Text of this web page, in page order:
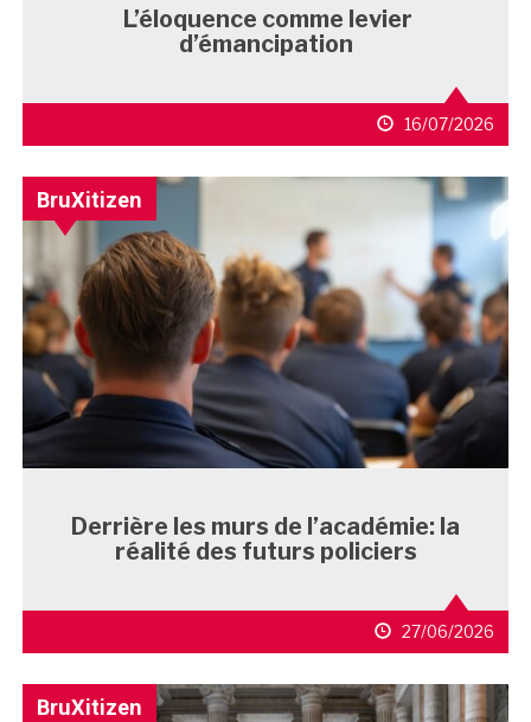
L’éloquence comme levier
d’émancipation
16/07/2026
BruXitizen
Derrière les murs de l’académie: la
réalité des futurs policiers
27/06/2026
BruXitizen